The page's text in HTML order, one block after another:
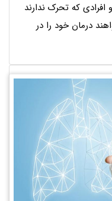
که تحرک ندارند
درمان خود را در